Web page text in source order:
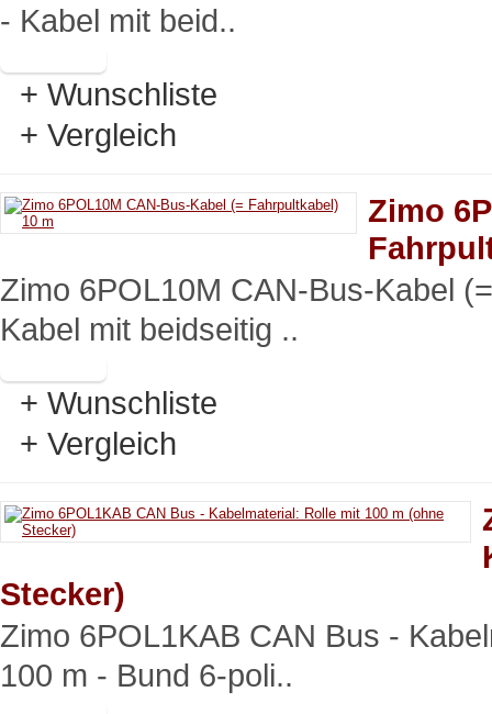
- Kabel mit beid..
+ Wunschliste
+ Vergleich
Zimo
Zimo 6POL10M CAN-Bus-Kabel
Kabel mit beidseitig ..
+ Wunschliste
+ Vergleich
Stecker)
Zimo 6POL1KAB CAN Bus -
100 m - Bund 6-poli..